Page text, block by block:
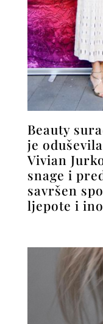
Beauty
je
Vivian
snage i
savršen
ljepote i